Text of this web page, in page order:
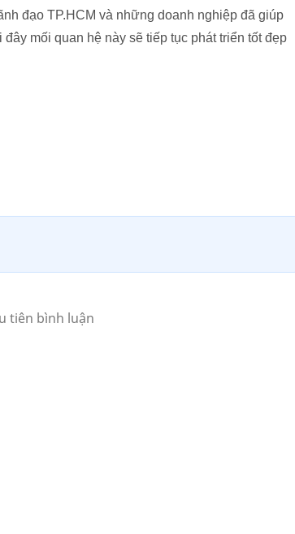
đạo TP.HCM và những doanh nghiệp đã giúp
mối quan hệ này sẽ tiếp tục phát triển tốt đẹp